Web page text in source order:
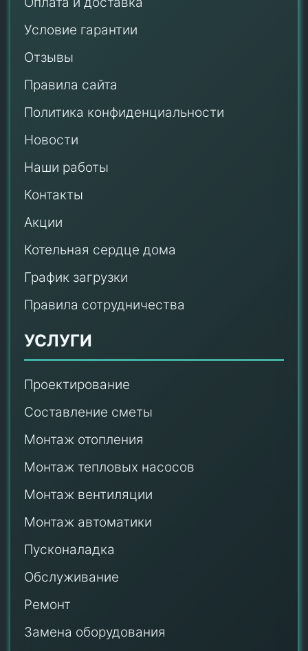
Условие гарантии
Отзывы
Правила сайта
Политика конфиденциальности
Новости
Наши работы
Контакты
Акции
Котельная сердце дома
График загрузки
Правила сотрудничества
УСЛУГИ
Проектирование
Составление сметы
Монтаж отопления
Монтаж тепловых насосов
Монтаж вентиляции
Монтаж автоматики
Пусконаладка
Обслуживание
Ремонт
Замена оборудования